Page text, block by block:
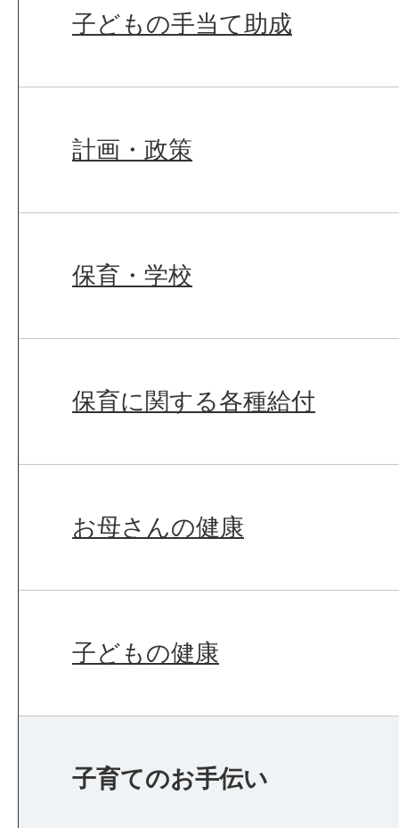
子どもの手当て助成
計画・政策
保育・学校
保育に関する各種給付
お母さんの健康
子どもの健康
子育てのお手伝い